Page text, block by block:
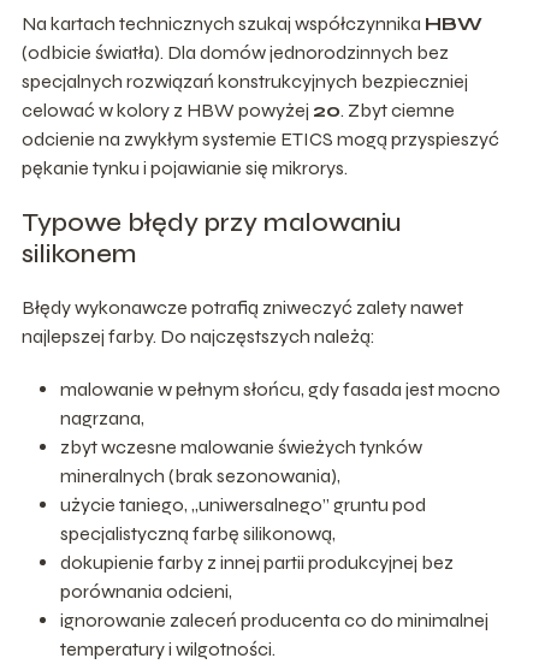
Na kartach technicznych szukaj współczynnika HBW
(odbicie światła). Dla domów jednorodzinnych bez
specjalnych rozwiązań konstrukcyjnych bezpieczniej
celować w kolory z HBW powyżej 20. Zbyt ciemne
odcienie na zwykłym systemie ETICS mogą przyspieszyć
pękanie tynku i pojawianie się mikrorys.
Typowe błędy przy malowaniu
silikonem
Błędy wykonawcze potrafią zniweczyć zalety nawet
najlepszej farby. Do najczęstszych należą:
malowanie w pełnym słońcu, gdy fasada jest mocno
nagrzana,
zbyt wczesne malowanie świeżych tynków
mineralnych (brak sezonowania),
użycie taniego, „uniwersalnego” gruntu pod
specjalistyczną farbę silikonową,
dokupienie farby z innej partii produkcyjnej bez
porównania odcieni,
ignorowanie zaleceń producenta co do minimalnej
temperatury i wilgotności.